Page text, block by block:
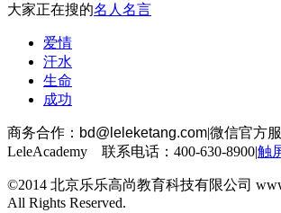
大家正在搜的名人名言
爱情
汗水
生命
成功
商务合作： bd@leleketang.com|微信官方
LeleAcademy 联系电话：400-630-8900|触
©2014 北京乐乐高尚教育科技有限公司
All Rights Reserved.